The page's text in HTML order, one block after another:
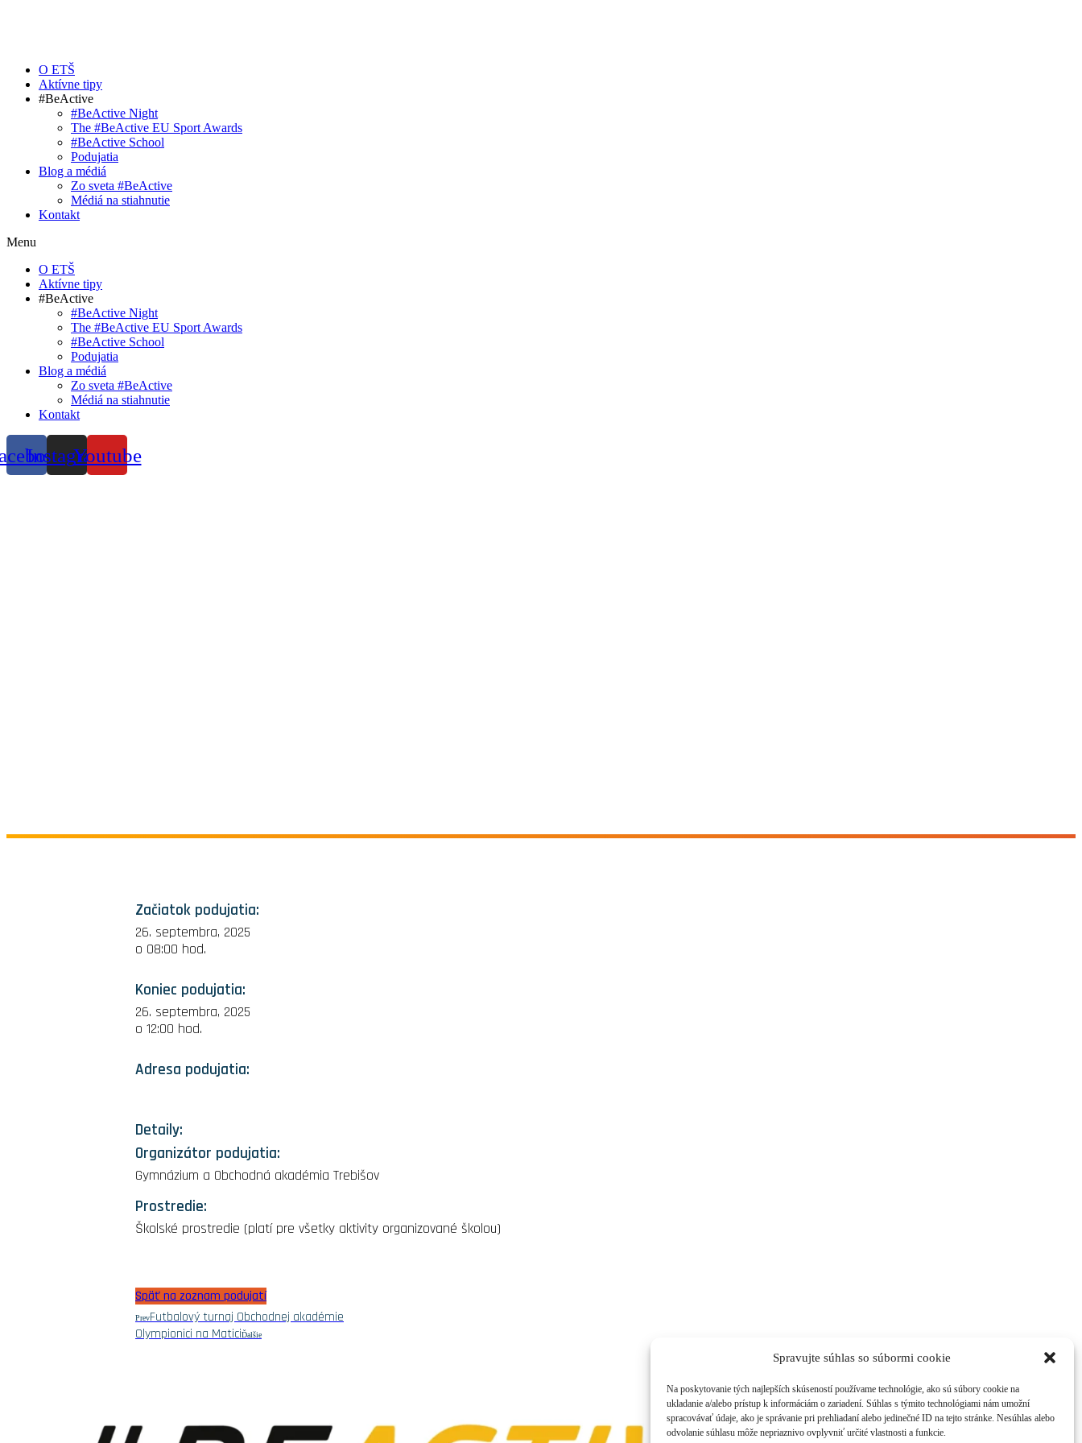
Spravujte súhlas so súbormi cookie
Na poskytovanie tých najlepších skúseností používame technológie, ako sú súbory cookie na
ukladanie a/alebo prístup k informáciám o zariadení. Súhlas s týmito technológiami nám umožní
spracovávať údaje, ako je správanie pri prehliadaní alebo jedinečné ID na tejto stránke. Nesúhlas alebo
odvolanie súhlasu môže nepriaznivo ovplyvniť určité vlastnosti a funkcie.
O ETŠ
Aktívne tipy
#BeActive
#BeActive Night
The #BeActive EU Sport Awards
#BeActive School
Podujatia
Blog a médiá
Zo sveta #BeActive
Médiá na stiahnutie
Kontakt
Menu
O ETŠ
Aktívne tipy
#BeActive
#BeActive Night
The #BeActive EU Sport Awards
#BeActive School
Podujatia
Blog a médiá
Zo sveta #BeActive
Médiá na stiahnutie
Kontakt
InstagramYoutube
Začiatok podujatia:
26. septembra, 2025
o 08:00 hod.
Koniec podujatia:
26. septembra, 2025
o 12:00 hod.
Adresa podujatia:
Detaily:
Organizátor podujatia:
Gymnázium a Obchodná akadémia Trebišov
Prostredie:
Školské prostredie (platí pre všetky aktivity organizované školou)
Späť na zoznam podujatí
PrevFutbalový turnaj Obchodnej akadémie
Olympionici na MaticiĎalšie